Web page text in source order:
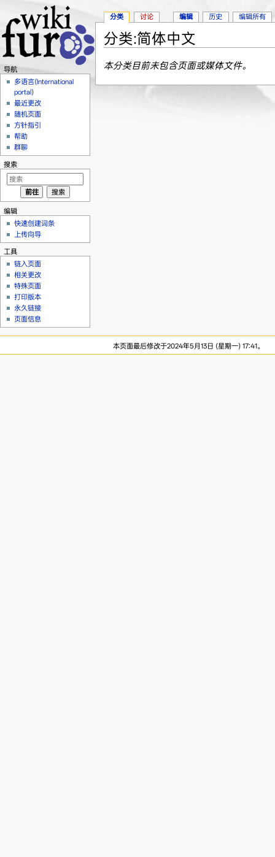
分类:简体中文
本分类目前未包含页面或媒体文件。
分类 讨论 编辑 历史 编辑所有
导航
多语言(International
portal)
最近更改
随机页面
方针指引
帮助
群聊
搜索
编辑
快速创建词条
上传向导
工具
链入页面
相关更改
特殊页面
打印版本
永久链接
页面信息
本页面最后修改于2024年5月13日 (星期一) 17:41。